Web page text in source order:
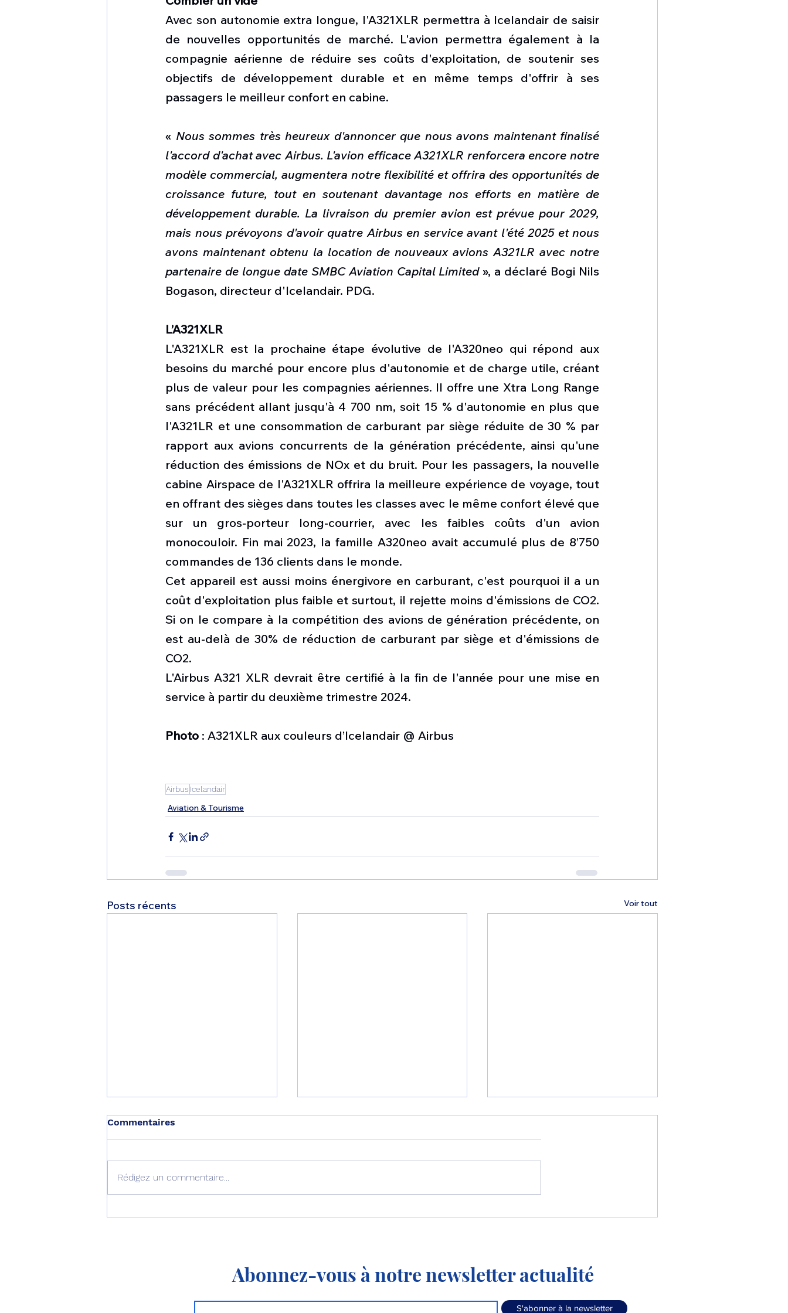
Avec son autonomie extra longue, l'A321XLR permettra à Icelandair de saisir
de nouvelles opportunités de marché. L'avion permettra également à la
compagnie aérienne de réduire ses coûts d'exploitation, de soutenir ses
objectifs de développement durable et en même temps d'offrir à ses
passagers le meilleur confort en cabine.
« Nous sommes très heureux d'annoncer que nous avons maintenant finalisé
l'accord d'achat avec Airbus. L'avion efficace A321XLR renforcera encore notre
modèle commercial, augmentera notre flexibilité et offrira des opportunités de
croissance future, tout en soutenant davantage nos efforts en matière de
développement durable. La livraison du premier avion est prévue pour 2029,
mais nous prévoyons d'avoir quatre Airbus en service avant l'été 2025 et nous
avons maintenant obtenu la location de nouveaux avions A321LR avec notre
partenaire de longue date SMBC Aviation Capital Limited », a déclaré Bogi Nils
Bogason, directeur d'Icelandair. PDG.
L’A321XLR
L'A321XLR est la prochaine étape évolutive de l'A320neo qui répond aux
besoins du marché pour encore plus d'autonomie et de charge utile, créant
plus de valeur pour les compagnies aériennes. Il offre une Xtra Long Range
sans précédent allant jusqu'à 4 700 nm, soit 15 % d'autonomie en plus que
l'A321LR et une consommation de carburant par siège réduite de 30 % par
rapport aux avions concurrents de la génération précédente, ainsi qu'une
réduction des émissions de NOx et du bruit. Pour les passagers, la nouvelle
cabine Airspace de l'A321XLR offrira la meilleure expérience de voyage, tout
en offrant des sièges dans toutes les classes avec le même confort élevé que
sur un gros-porteur long-courrier, avec les faibles coûts d'un avion
monocouloir. Fin mai 2023, la famille A320neo avait accumulé plus de 8’750
commandes de 136 clients dans le monde.
Cet appareil est aussi moins énergivore en carburant, c'est pourquoi il a un
coût d'exploitation plus faible et surtout, il rejette moins d'émissions de CO2.
Si on le compare à la compétition des avions de génération précédente, on
est au-delà de 30% de réduction de carburant par siège et d'émissions de
CO2.
L'Airbus A321 XLR devrait être certifié à la fin de l'année pour une mise en
service à partir du deuxième trimestre 2024.
Photo : A321XLR aux couleurs d’Icelandair @ Airbus
Airbus Icelandair
Aviation & Tourisme
Posts récents Voir tout
Commentaires
Rédigez un commentaire...
Abonnez-vous à notre newsletter actualité
S'abonner à la newsletter